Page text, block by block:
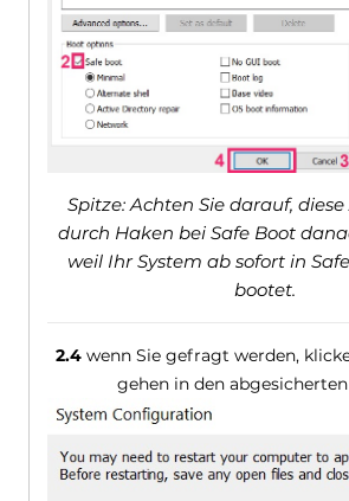
Spitze: Achten Sie darauf,
durch Haken bei Safe Boot
weil Ihr System ab sofort in
bootet.
2.4wenn Sie gefragt werden,
gehen in den